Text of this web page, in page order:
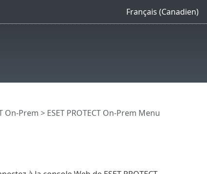
Français (Canadien)
On-Prem > ESET PROTECT On-Prem Menu